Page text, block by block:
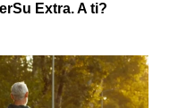
Extra. A ti?